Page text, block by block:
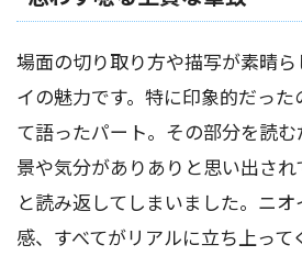
場面の切り取り方や描写が素晴
イの魅力です。特に印象的だっ
て語ったパート。その部分を読
景や気分がありありと思い出さ
と読み返してしまいました。ニ
感、すべてがリアルに立ち上っ